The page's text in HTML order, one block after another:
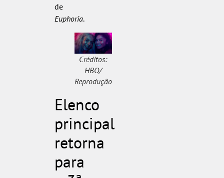
de
Euphoria.
Créditos:
HBO/
Reprodução
Elenco
principal
retorna
para